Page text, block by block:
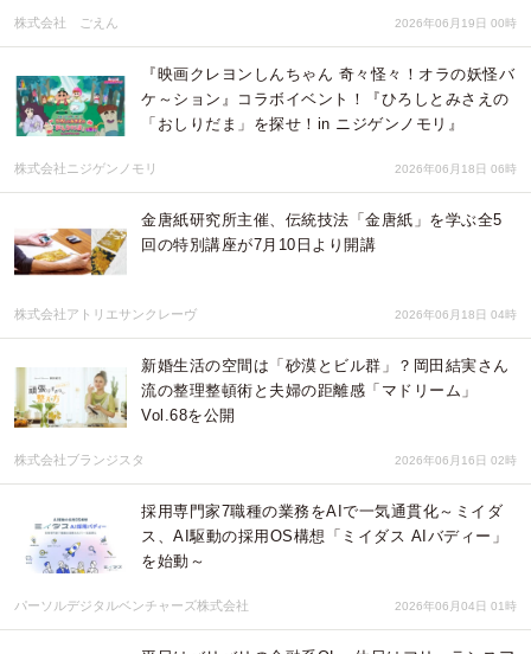
株式会社 ごえん 2026年06月19日 00時
『映画クレヨンしんちゃん 奇々怪々！オラの妖怪バ
ケ～ション』コラボイベント！『ひろしとみさえの
「おしりだま」を探せ！in ニジゲンノモリ』
株式会社ニジゲンノモリ 2026年06月18日 06時
金唐紙研究所主催、伝統技法「金唐紙」を学ぶ全5
回の特別講座が7月10日より開講
株式会社アトリエサンクレーヴ 2026年06月18日 04時
新婚生活の空間は「砂漠とビル群」？岡田結実さん
流の整理整頓術と夫婦の距離感「マドリーム」
Vol.68を公開
株式会社ブランジスタ 2026年06月16日 02時
採用専門家7職種の業務をAIで一気通貫化～ミイダ
ス、AI駆動の採用OS構想「ミイダス AIバディー」
を始動～
パーソルデジタルベンチャーズ株式会社 2026年06月04日 01時